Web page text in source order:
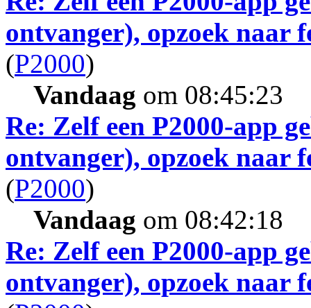
ontvanger), opzoek naar
(P2000)
Vandaag om 08:45:23
Re: Zelf een P2000-app
ontvanger), opzoek naar
(P2000)
Vandaag om 08:42:18
Re: Zelf een P2000-app
ontvanger), opzoek naar